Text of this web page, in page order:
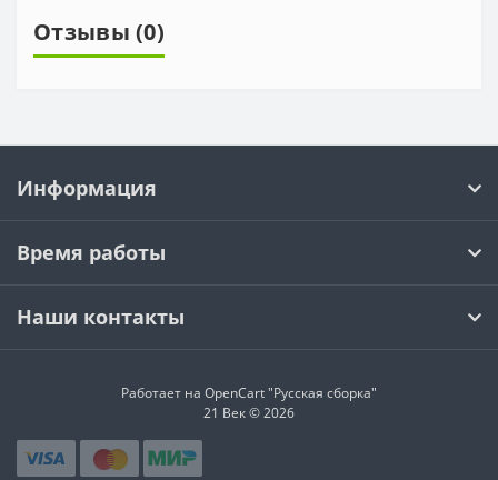
Отзывы (0)
Информация
Время работы
Наши контакты
Работает на OpenCart "Русская сборка"
21 Век © 2026